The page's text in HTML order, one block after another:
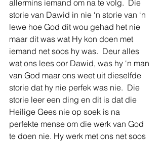
allermins iemand om na te volg.  Die
storie van Dawid in nie ‘n storie van ‘n
lewe hoe God dit wou gehad het nie
maar dit was wat Hy kon doen met
iemand net soos hy was.  Deur alles
wat ons lees oor Dawid, was hy ‘n man
van God maar ons weet uit dieselfde
storie dat hy nie perfek was nie.  Die
storie leer een ding en dit is dat die
Heilige Gees nie op soek is na
perfekte mense om die werk van God
te doen nie. Hy werk met ons net soos